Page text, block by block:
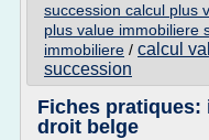
succession calcul plus
plus value immobiliere
immobiliere / calcul
succession
Fiches
droit belge